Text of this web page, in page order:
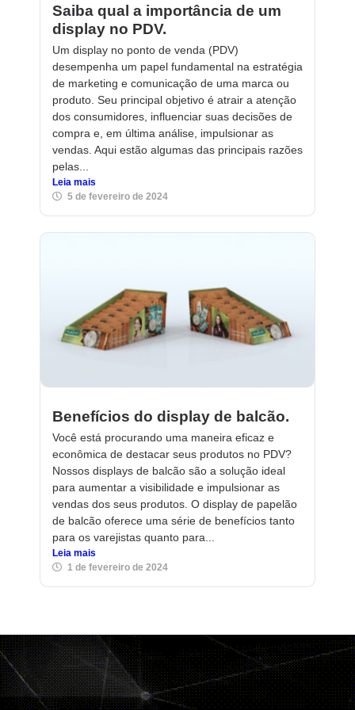
Saiba qual a importância de um
display no PDV.
Um display no ponto de venda (PDV)
desempenha um papel fundamental na estratégia
de marketing e comunicação de uma marca ou
produto. Seu principal objetivo é atrair a atenção
dos consumidores, influenciar suas decisões de
compra e, em última análise, impulsionar as
vendas. Aqui estão algumas das principais razões
pelas...
Leia mais
5 de fevereiro de 2024
Benefícios do display de balcão.
Você está procurando uma maneira eficaz e
econômica de destacar seus produtos no PDV?
Nossos displays de balcão são a solução ideal
para aumentar a visibilidade e impulsionar as
vendas dos seus produtos. O display de papelão
de balcão oferece uma série de benefícios tanto
para os varejistas quanto para...
Leia mais
1 de fevereiro de 2024